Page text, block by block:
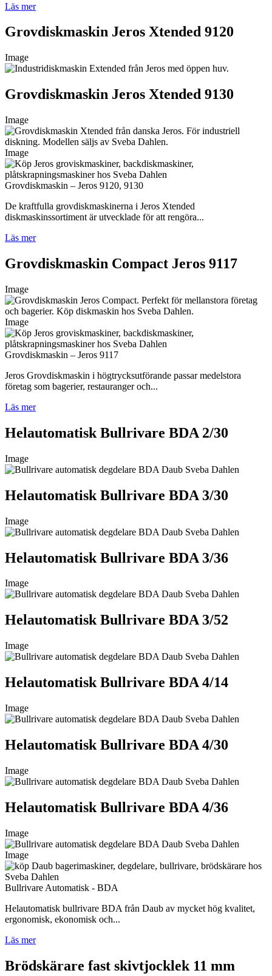
Läs mer
Grovdiskmaskin Jeros Xtended 9120
Image
Grovdiskmaskin Jeros Xtended 9130
Image
Image
Grovdiskmaskin – Jeros 9120, 9130
De kraftfulla grovdiskmaskinerna i Jeros Xtended
diskmaskinssortiment är utvecklade för att rengöra...
Läs mer
Grovdiskmaskin Compact Jeros 9117
Image
Image
Grovdiskmaskin – Jeros 9117
Jeros Grovdiskmaskin i högtrycksutförande passar medelstora
företag som bagerier, restauranger och...
Läs mer
Helautomatisk Bullrivare BDA 2/30
Image
Helautomatisk Bullrivare BDA 3/30
Image
Helautomatisk Bullrivare BDA 3/36
Image
Helautomatisk Bullrivare BDA 3/52
Image
Helautomatisk Bullrivare BDA 4/14
Image
Helautomatisk Bullrivare BDA 4/30
Image
Helautomatisk Bullrivare BDA 4/36
Image
Image
Bullrivare Automatisk - BDA
Helautomatisk bullrivare BDA från Daub av mycket hög kvalitet,
ergonomisk, ekonomisk och...
Läs mer
Brödskärare fast skivtjocklek 11 mm